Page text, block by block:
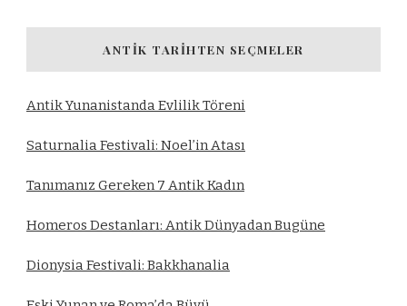
ANTIK TARIHTEN SEÇMELER
Antik Yunanistanda Evlilik Töreni
Saturnalia Festivali: Noel’in Atası
Tanımanız Gereken 7 Antik Kadın
Homeros Destanları: Antik Dünyadan Bugüne
Dionysia Festivali: Bakkhanalia